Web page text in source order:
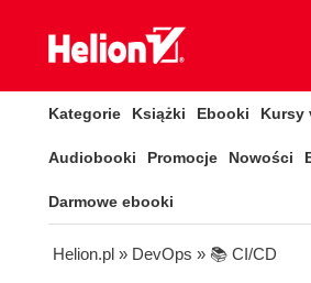
Kategorie Książki Ebooki Kursy
Audiobooki Promocje Nowości
Darmowe ebooki
Helion.pl » DevOps » 📚 CI/CD